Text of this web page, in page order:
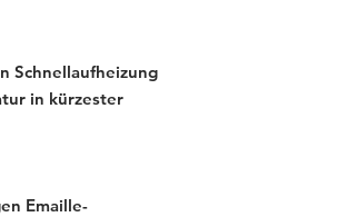
Schnellaufheizung
in kürzester
Emaille-